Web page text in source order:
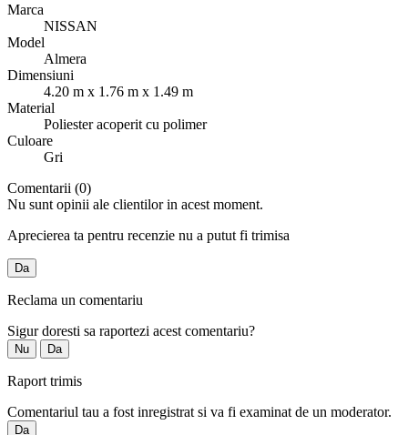
Marca
NISSAN
Model
Almera
Dimensiuni
4.20 m x 1.76 m x 1.49 m
Material
Poliester acoperit cu polimer
Culoare
Gri
Comentarii (0)
Nu sunt opinii ale clientilor in acest moment.
Aprecierea ta pentru recenzie nu a putut fi trimisa
Da
Reclama un comentariu
Sigur doresti sa raportezi acest comentariu?
Nu Da
Raport trimis
Comentariul tau a fost inregistrat si va fi examinat de un moderator.
Da